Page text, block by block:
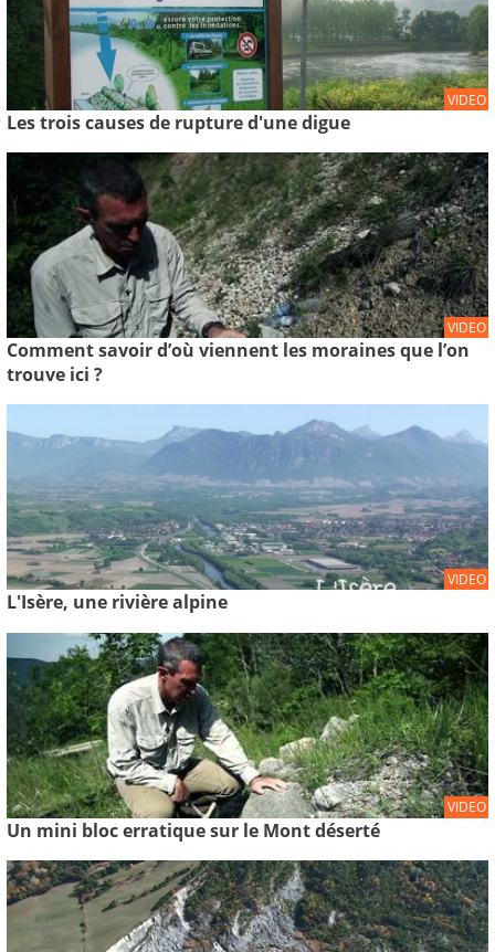
VIDEO
Les trois causes de rupture d'une digue
VIDEO
Comment savoir d’où viennent les moraines que l’on
trouve ici ?
VIDEO
L'Isère, une rivière alpine
VIDEO
Un mini bloc erratique sur le Mont déserté